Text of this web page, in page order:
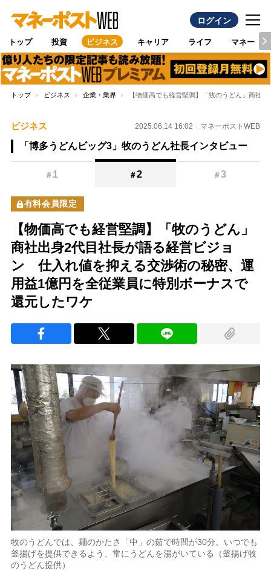
ログイン
トップ 投資 ビジネス キャリア ライフ マネー
トップ ビジネス 企業・業界 【物価高でも経営堅調】「牧のうどん」商社
ビジネス 2025.06.14 16:02 マネーポストWEB
「博多うどんビッグ3」牧のうどん社長インタビュー
＃ 1 ＃2 ＃3
有料会員限定
【物価高でも経営堅調】「牧のうどん」
商社出身2代目社長が語る経営ビジョ
ン 仕入れ値を抑える交渉術の秘密、運
用益1億円を全従業員に特別ボーナスで
還元したワケ
牧のうどんでは、麺のかたさ「中」の茹で時間が30分。いつでも
釜揚げを提供できるよう、常にうどんを湯がいている（釜揚げ牧
のうどん提供）